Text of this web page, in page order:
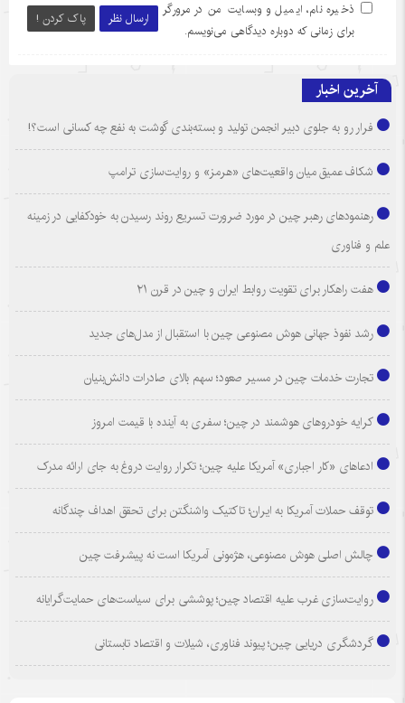
ارسال نظر پاک کردن !
ذخیره نام، ایمیل و وبسایت من در مرورگر
برای زمانی که دوباره دیدگاهی می‌نویسم.
آخرین اخبار
فرار رو به جلوی دبیر انجمن تولید و بسته‌بندی گوشت به نفع چه کسانی است؟!
شکاف عمیق میان واقعیت‌های «هرمز» و روایت‌سازی ترامپ
رهنمودهای رهبر چین در مورد ضرورت تسریع روند رسیدن به خودکفایی در زمینه
علم و فناوری
هفت راهکار برای تقویت روابط ایران و چین در قرن ۲۱
رشد نفوذ جهانی هوش مصنوعی چین با استقبال از مدل‌های جدید
تجارت خدمات چین در مسیر صعود؛ سهم بالای صادرات دانش‌بنیان
کرایه خودروهای هوشمند در چین؛ سفری به آینده با قیمت امروز
ادعاهای «کار اجباری» آمریکا علیه چین؛ تکرار روایت دروغ به جای ارائه مدرک
توقف حملات آمریکا به ایران؛ تاکتیک واشنگتن برای تحقق اهداف چندگانه
چالش اصلی هوش مصنوعی، هژمونی آمریکا است نه پیشرفت چین
روایت‌سازی غرب علیه اقتصاد چین؛ پوششی برای سیاست‌های حمایت‌گرایانه
گردشگری دریایی چین؛ پیوند فناوری، شیلات و اقتصاد تابستانی